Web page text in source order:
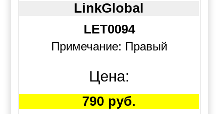
LinkGlobal
LET0094
Примечание: Правый
Цена:
790 руб.